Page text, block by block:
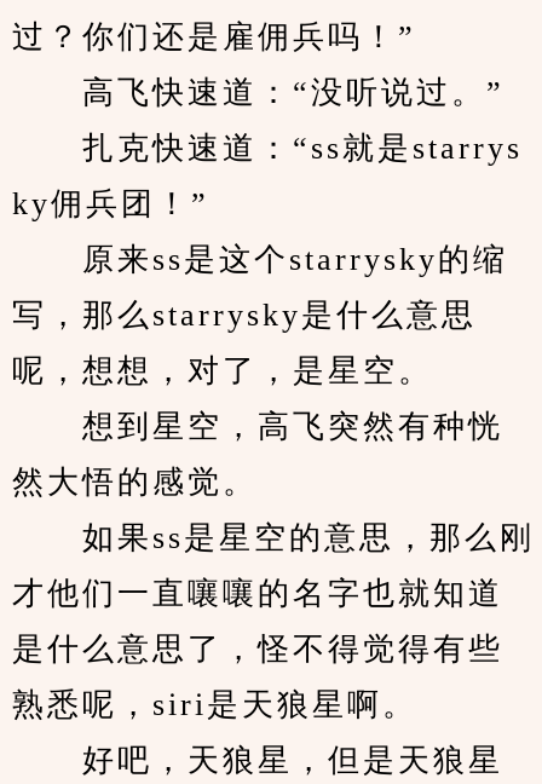
过？你们还是雇佣兵吗！”
高飞快速道：“没听说过。”
扎克快速道：“ss就是starrys
ky佣兵团！”
原来ss是这个starrysky的缩
写，那么starrysky是什么意思
呢，想想，对了，是星空。
想到星空，高飞突然有种恍
然大悟的感觉。
如果ss是星空的意思，那么刚
才他们一直嚷嚷的名字也就知道
是什么意思了，怪不得觉得有些
熟悉呢，siri是天狼星啊。
好吧，天狼星，但是天狼星